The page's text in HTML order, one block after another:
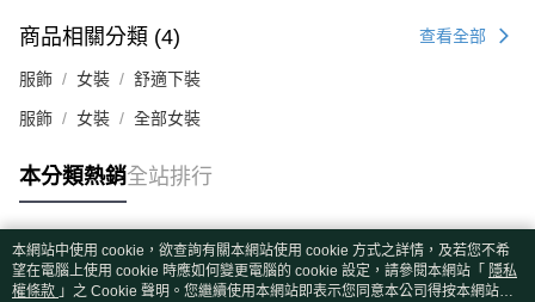
商品相關分類 (4) 查看全部
服飾 女裝 舒適下裝
服飾 女裝 全部女裝
本分類熱銷全站排行
熱門標籤
本網站中使用 cookie，欲查詢有關本網站使用 cookie 方式之詳情，及若您不希
望在電腦上使用 cookie 時應如何變更電腦的 cookie 設定，請參閱本網站「 隱私
權條款 」之 Cookie 聲明。您繼續使用本網站即表示您同意本公司得按本網站使